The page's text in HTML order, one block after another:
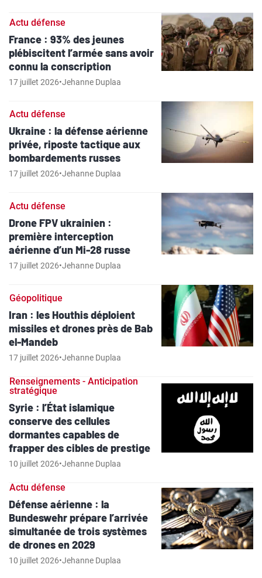
Actu défense
France : 93% des jeunes
plébiscitent l’armée sans avoir
connu la conscription
17 juillet 2026•Jehanne Duplaa
Actu défense
Ukraine : la défense aérienne
privée, riposte tactique aux
bombardements russes
17 juillet 2026•Jehanne Duplaa
Actu défense
Drone FPV ukrainien :
première interception
aérienne d’un Mi-28 russe
17 juillet 2026•Jehanne Duplaa
Géopolitique
Iran : les Houthis déploient
missiles et drones près de Bab
el-Mandeb
17 juillet 2026•Jehanne Duplaa
Renseignements - Anticipation
stratégique
Syrie : l’État islamique
conserve des cellules
dormantes capables de
frapper des cibles de prestige
10 juillet 2026•Jehanne Duplaa
Actu défense
Défense aérienne : la
Bundeswehr prépare l’arrivée
simultanée de trois systèmes
de drones en 2029
10 juillet 2026•Jehanne Duplaa